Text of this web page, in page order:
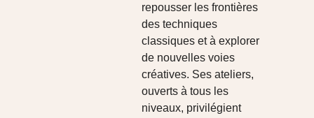
repousser les frontières
des techniques
classiques et à explorer
de nouvelles voies
créatives. Ses ateliers,
ouverts à tous les
niveaux, privilégient